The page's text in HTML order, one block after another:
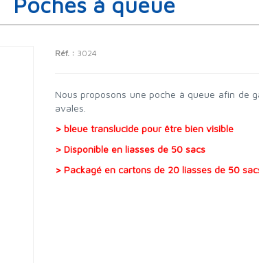
Réf. : 3024
Nous proposons une poche à queue afin de
avales.
> bleue translucide pour être bien visible
> Disponible en liasses de 50 sacs
> Packagé en cartons de 20 liasses de 50